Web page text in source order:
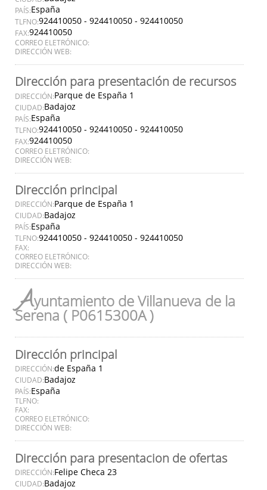
PAÍS:España
TLFNO:924410050 - 924410050 - 924410050
FAX:924410050
CORREO ELETRÓNICO:
DIRECCIÓN WEB:
Dirección para presentación de recursos
DIRECCIÓN:Parque de España 1
CIUDAD:Badajoz
PAÍS:España
TLFNO:924410050 - 924410050 - 924410050
FAX:924410050
CORREO ELETRÓNICO:
DIRECCIÓN WEB:
Dirección principal
DIRECCIÓN:Parque de España 1
CIUDAD:Badajoz
PAÍS:España
TLFNO:924410050 - 924410050 - 924410050
FAX:
CORREO ELETRÓNICO:
DIRECCIÓN WEB:
Ayuntamiento de Villanueva de la
Serena ( P0615300A )
Dirección principal
DIRECCIÓN:de España 1
CIUDAD:Badajoz
PAÍS:España
TLFNO:
FAX:
CORREO ELETRÓNICO:
DIRECCIÓN WEB:
Dirección para presentacion de ofertas
DIRECCIÓN:Felipe Checa 23
CIUDAD:Badajoz